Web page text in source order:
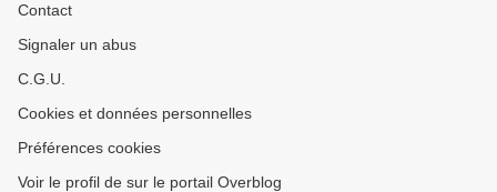
Contact
Signaler un abus
C.G.U.
Cookies et données personnelles
Préférences cookies
Voir le profil de sur le portail Overblog